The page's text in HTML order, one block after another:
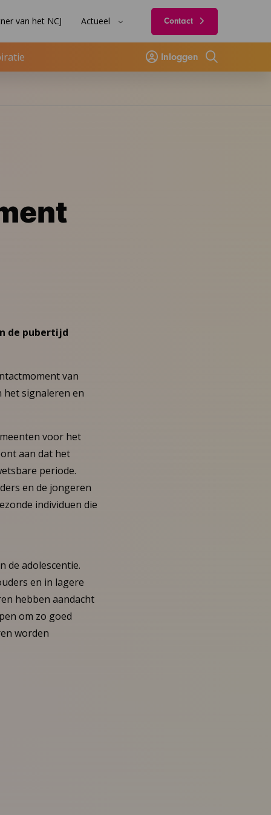
van het NCJ Actueel Contact
Inloggen
Zoeken
de pubertijd
van
het signaleren en
voor het
aan dat het
periode.
en de jongeren
individuen die
de adolescentie.
en in lagere
hebben aandacht
om zo goed
worden